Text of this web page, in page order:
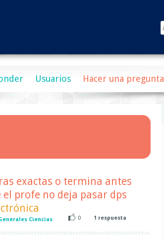
Usuarios Hacer una pregunta
exactas o termina antes
profe no deja pasar dps
Ciencias 0 1 respuesta